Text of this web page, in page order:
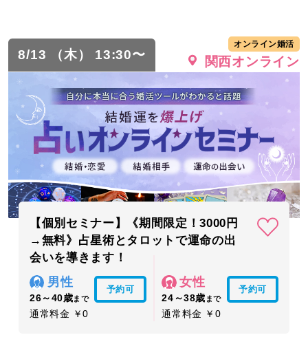
8/13 （木） 13:30〜
オンライン婚活
関西オンライン
【個別セミナー】《期間限定！3000円
→無料》占星術とタロットで運命の出
会いを導きます！
男性
26～40歳まで
予約可
通常料金 ￥0
女性
24～38歳 まで
予約可
通常料金 ￥0